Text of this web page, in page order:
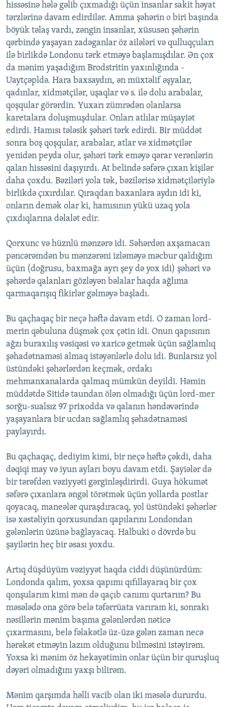
hissəsinə hələ gəlib çıxmadığı üçün insanlar sakit həyat
tərzlərinə davam edirdilər. Amma şəhərin o biri başında
böyük təlaş vardı, zəngin insanlar, xüsusən şəhərin
qərbində yaşayan zadəganlar öz ailələri və qulluqçuları
ilə birlikdə Londonu tərk etməyə başlamışdılar. Ən çox
da mənim yaşadığım Brodstritin yaxınlığında -
Uaytçəpldə. Hara baxsaydın, ən müxtəlif əşyalar,
qadınlar, xidmətçilər, uşaqlar və s. ilə dolu arabalar,
qoşqular görərdin. Yuxarı zümrədən olanlarsa
karetalara doluşmuşdular. Onları atlılar müşayiət
edirdi. Hamısı tələsik şəhəri tərk edirdi. Bir müddət
sonra boş qoşqular, arabalar, atlar və xidmətçilər
yenidən peyda olur, şəhəri tərk eməyə qərar verənlərin
qalan hissəsini daşıyırdı. At belində səfərə çıxan kişilər
daha çoxdu. Bəziləri yola tək, bəzilərisə xidmətçiləriylə
birlikdə çıxırdılar. Qıraqdan baxanlara aydın idi ki,
onların demək olar ki, hamısının yükü uzaq yola
çıxdıqlarına dəlalət edir.
Qorxunc və hüznlü mənzərə idi. Səhərdən axşamacan
pəncərəmdən bu mənzərəni izləməyə məcbur qaldığım
üçün (doğrusu, baxmağa ayrı şey də yox idi) şəhəri və
şəhərdə qalanları gözləyən bəlalar haqda ağlıma
qarmaqarışıq fikirlər gəlməyə başladı.
Bu qaçhaqaç bir neçə həftə davam etdi. O zaman lord-
merin qəbuluna düşmək çox çətin idi. Onun qapısının
ağzı buraxılış vəsiqəsi və xaricə getmək üçün sağlamlıq
şəhadətnaməsi almaq istəyənlərlə dolu idi. Bunlarsız yol
üstündəki şəhərlərdən keçmək, ordakı
mehmanxanalarda qalmaq mümkün deyildi. Həmin
müddətdə Sitidə taundan ölən olmadığı üçün lord-mer
sorğu-sualsız 97 prixodda və qalanın həndəvərində
yaşayanlara bir ucdan sağlamlıq şəhadətnaməsi
paylayırdı.
Bu qaçhaqaç, dediyim kimi, bir neçə həftə çəkdi, daha
dəqiqi may və iyun ayları boyu davam etdi. Şayiələr də
bir tərəfdən vəziyyəti gərginləşdirirdi. Guya hökumət
səfərə çıxanlara əngəl törətmək üçün yollarda postlar
qoyacaq, maneələr quraşdıracaq, yol üstündəki şəhərlər
isə xəstəliyin qorxusundan qapılarını Londondan
gələnlərin üzünə bağlayacaq. Halbuki o dövrdə bu
şayilərin heç bir əsası yoxdu.
Artıq düşdüyüm vəziyyət haqda ciddi düşünürdüm:
Londonda qalım, yoxsa qapımı qıfıllayaraq bir çox
qonşularım kimi mən də qaçıb canımı qurtarım? Bu
məsələdə ona görə belə təfərrüata varıram ki, sonrakı
nəsillərin mənim başıma gələnlərdən nəticə
çıxarmasını, belə fəlakətlə üz-üzə gələn zaman necə
hərəkət etməyin lazım olduğunu bilməsini istəyirəm.
Yoxsa ki mənim öz hekayətimin onlar üçün bir quruşluq
dəyəri olmadığını yaxşı bilirəm.
Mənim qarşımda həlli vacib olan iki məsələ dururdu.